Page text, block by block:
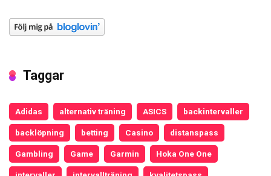
Taggar
Adidas alternativ träning ASICS backintervaller
backlöpning betting Casino distanspass
Gambling Game Garmin Hoka One One